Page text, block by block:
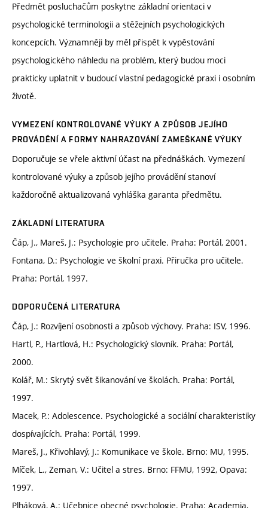
Předmět posluchačům poskytne základní orientaci v
psychologické terminologii a stěžejních psychologických
koncepcích. Významněji by měl přispět k vypěstování
psychologického náhledu na problém, který budou moci
prakticky uplatnit v budoucí vlastní pedagogické praxi i osobním
životě.
VYMEZENÍ KONTROLOVANÉ VÝUKY A ZPŮSOB JEJÍHO
PROVÁDĚNÍ A FORMY NAHRAZOVÁNÍ ZAMEŠKANÉ VÝUKY
Doporučuje se vřele aktivní účast na přednáškách. Vymezení
kontrolované výuky a způsob jejího provádění stanoví
každoročně aktualizovaná vyhláška garanta předmětu.
ZÁKLADNÍ LITERATURA
Čáp, J., Mareš, J.: Psychologie pro učitele. Praha: Portál, 2001.
Fontana, D.: Psychologie ve školní praxi. Přiručka pro učitele.
Praha: Portál, 1997.
DOPORUČENÁ LITERATURA
Čáp, J.: Rozvíjení osobnosti a způsob výchovy. Praha: ISV, 1996.
Hartl, P., Hartlová, H.: Psychologický slovník. Praha: Portál,
2000.
Kolář, M.: Skrytý svět šikanování ve školách. Praha: Portál,
1997.
Macek, P.: Adolescence. Psychologické a sociální charakteristiky
dospívajících. Praha: Portál, 1999.
Mareš, J., Křivohlavý, J.: Komunikace ve škole. Brno: MU, 1995.
Míček, L., Zeman, V.: Učitel a stres. Brno: FFMU, 1992, Opava:
1997.
Plháková, A.: Učebnice obecné psychologie. Praha: Academia,